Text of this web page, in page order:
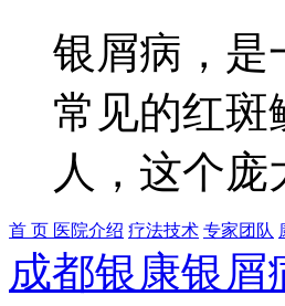
银屑病，是
常见的红斑
人，这个
首 页 医院介绍 疗法技术 专家团队
成都银康银屑